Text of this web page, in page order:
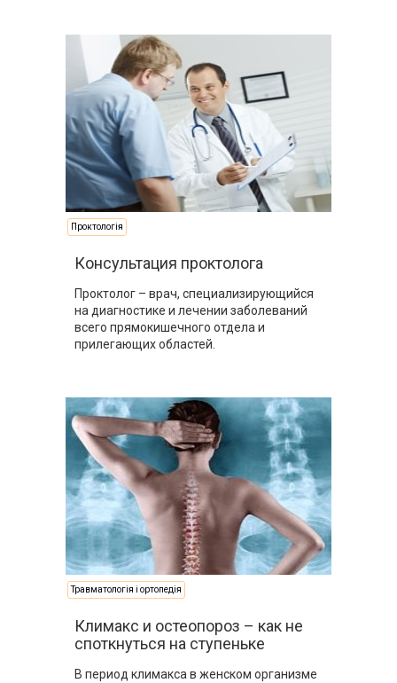
Проктологія
Консультация проктолога
Проктолог – врач, специализирующийся
на диагностике и лечении заболеваний
всего прямокишечного отдела и
прилегающих областей.
Травматологія і ортопедія
Климакс и остеопороз – как не
споткнуться на ступеньке
В период климакса в женском организме